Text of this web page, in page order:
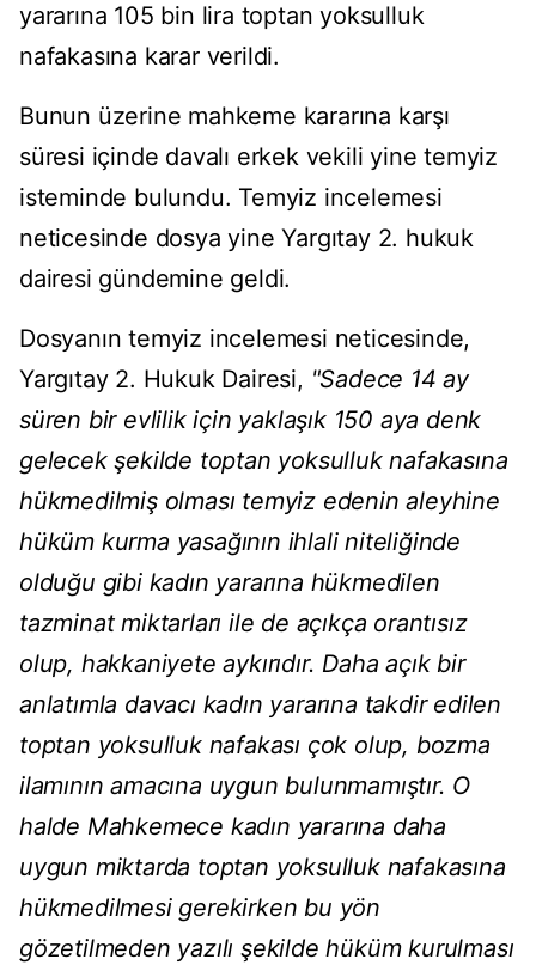
yararına 105 bin lira toptan yoksulluk
nafakasına karar verildi.
Bunun üzerine mahkeme kararına karşı
süresi içinde davalı erkek vekili yine temyiz
isteminde bulundu. Temyiz incelemesi
neticesinde dosya yine Yargıtay 2. hukuk
dairesi gündemine geldi.
Dosyanın temyiz incelemesi neticesinde,
Yargıtay 2. Hukuk Dairesi, "Sadece 14 ay
süren bir evlilik için yaklaşık 150 aya denk
gelecek şekilde toptan yoksulluk nafakasına
hükmedilmiş olması temyiz edenin aleyhine
hüküm kurma yasağının ihlali niteliğinde
olduğu gibi kadın yararına hükmedilen
tazminat miktarları ile de açıkça orantısız
olup, hakkaniyete aykırıdır. Daha açık bir
anlatımla davacı kadın yararına takdir edilen
toptan yoksulluk nafakası çok olup, bozma
ilamının amacına uygun bulunmamıştır. O
halde Mahkemece kadın yararına daha
uygun miktarda toptan yoksulluk nafakasına
hükmedilmesi gerekirken bu yön
gözetilmeden yazılı şekilde hüküm kurulması